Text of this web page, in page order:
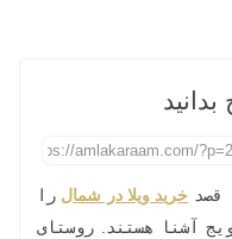
قصد خرید ویلا در شمال را
آشنا هستند. روستای